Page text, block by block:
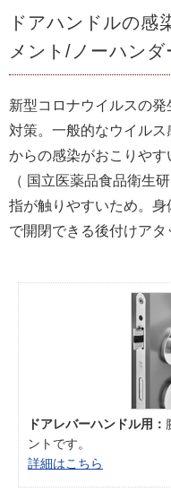
ドアハンドルの感
メント/ノーハン
新型コロナウイルスの
対策。一般的なウイル
からの感染がおこりや
（ 国立医薬品食品衛生
指が触りやすいため。
で開閉できる後付けアタ
ドアレバーハンドル用：
ントです。
詳細はこちら